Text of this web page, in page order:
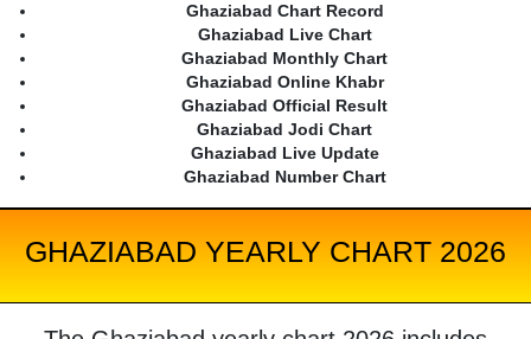
Ghaziabad Chart Record
Ghaziabad Live Chart
Ghaziabad Monthly Chart
Ghaziabad Online Khabr
Ghaziabad Official Result
Ghaziabad Jodi Chart
Ghaziabad Live Update
Ghaziabad Number Chart
GHAZIABAD YEARLY CHART 2026